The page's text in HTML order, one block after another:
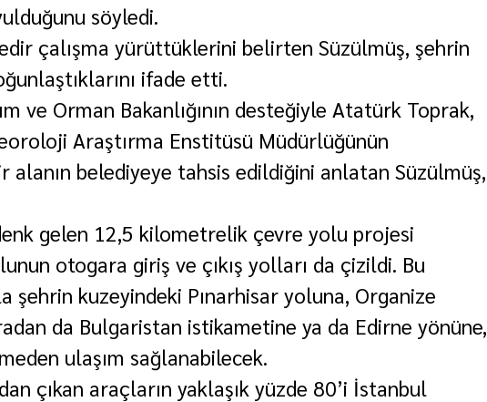
söyledi.
çalışma yürüttüklerini belirten Süzülmüş, şehrin
ifade etti.
ve Orman Bakanlığının desteğiyle Atatürk Toprak,
Araştırma Enstitüsü Müdürlüğünün
alanın belediyeye tahsis edildiğini anlatan Süzülmüş,
gelen 12,5 kilometrelik çevre yolu projesi
otogara giriş ve çıkış yolları da çizildi. Bu
şehrin kuzeyindeki Pınarhisar yoluna, Organize
da Bulgaristan istikametine ya da Edirne yönüne,
ulaşım sağlanabilecek.
çıkan araçların yaklaşık yüzde 80’i İstanbul